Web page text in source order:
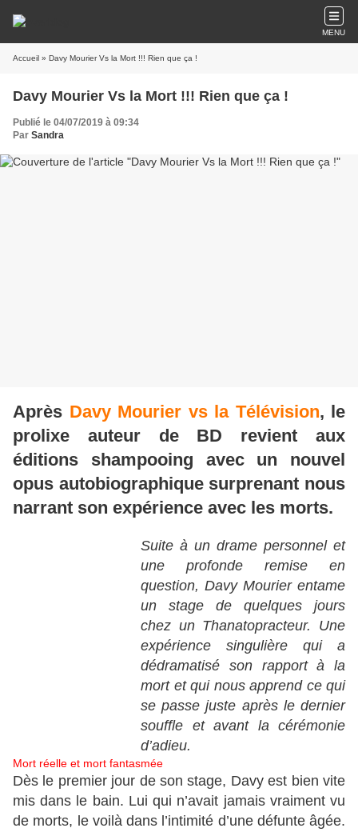
MENU
Accueil » Davy Mourier Vs la Mort !!! Rien que ça !
Davy Mourier Vs la Mort !!! Rien que ça !
Publié le 04/07/2019 à 09:34
Par Sandra
Après Davy Mourier vs la Télévision, le
prolixe auteur de BD revient aux
éditions shampooing avec un nouvel
opus autobiographique surprenant nous
narrant son expérience avec les morts.
Suite à un drame personnel et
une profonde remise en
question, Davy Mourier entame
un stage de quelques jours
chez un Thanatopracteur. Une
expérience singulière qui a
dédramatisé son rapport à la
mort et qui nous apprend ce qui
se passe juste après le dernier
souffle et avant la cérémonie
d’adieu.
Mort réelle et mort fantasmée
Dès le premier jour de son stage, Davy est bien vite
mis dans le bain. Lui qui n’avait jamais vraiment vu
de morts, le voilà dans l’intimité d’une défunte âgée.